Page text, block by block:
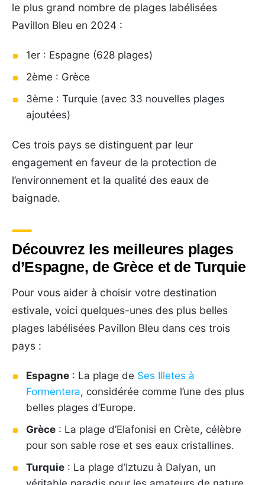
le plus grand nombre de plages labélisées
Pavillon Bleu en 2024 :
1er : Espagne (628 plages)
2ème : Grèce
3ème : Turquie (avec 33 nouvelles plages
ajoutées)
Ces trois pays se distinguent par leur
engagement en faveur de la protection de
l’environnement et la qualité des eaux de
baignade.
Découvrez les meilleures plages
d’Espagne, de Grèce et de Turquie
Pour vous aider à choisir votre destination
estivale, voici quelques-unes des plus belles
plages labélisées Pavillon Bleu dans ces trois
pays :
Espagne : La plage de Ses Illetes à
Formentera, considérée comme l’une des plus
belles plages d’Europe.
Grèce : La plage d’Elafonisi en Crète, célèbre
pour son sable rose et ses eaux cristallines.
Turquie : La plage d’Iztuzu à Dalyan, un